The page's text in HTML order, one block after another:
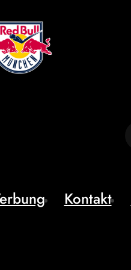
Kontakt